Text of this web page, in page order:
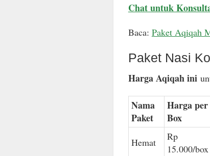
Chat untuk
Baca: Paket Aqiqah
Paket Nasi
Harga Aqiqah ini
Nama
Paket
Harga per
Box
Hemat
Rp
15.000/box